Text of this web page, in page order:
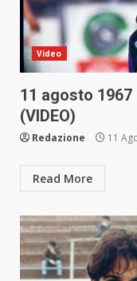
Video
11 agosto
(VIDEO)
Redazione 11
Read More